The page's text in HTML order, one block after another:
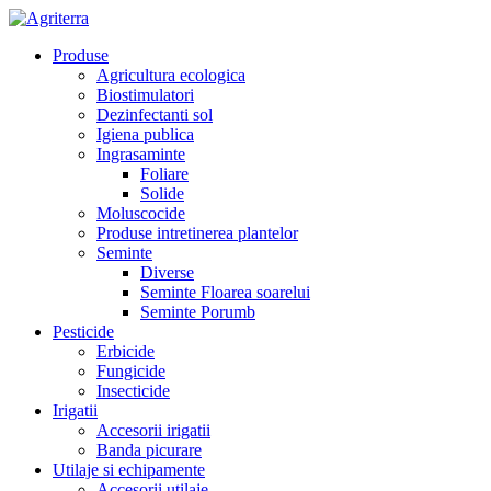
Produse
Agricultura ecologica
Biostimulatori
Dezinfectanti sol
Igiena publica
Ingrasaminte
Foliare
Solide
Moluscocide
Produse intretinerea plantelor
Seminte
Diverse
Seminte Floarea soarelui
Seminte Porumb
Pesticide
Erbicide
Fungicide
Insecticide
Irigatii
Accesorii irigatii
Banda picurare
Utilaje si echipamente